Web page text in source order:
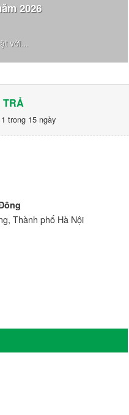
2026
với...
trong 15 ngày
Thành phố Hà Nội